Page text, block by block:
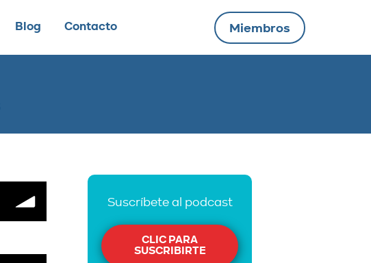
Blog Contacto Miembros
Suscríbete al podcast
CLIC PARA
SUSCRIBIRTE